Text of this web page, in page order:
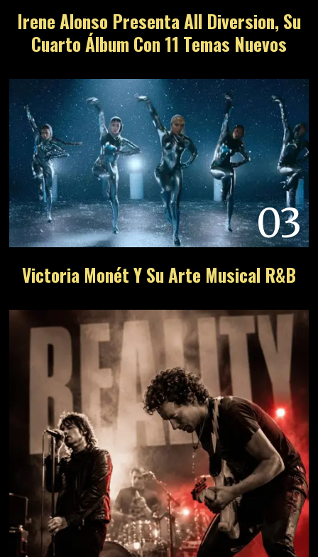
Irene Alonso Presenta All Diversion, Su
Cuarto Álbum Con 11 Temas Nuevos
03
Victoria Monét Y Su Arte Musical R&B